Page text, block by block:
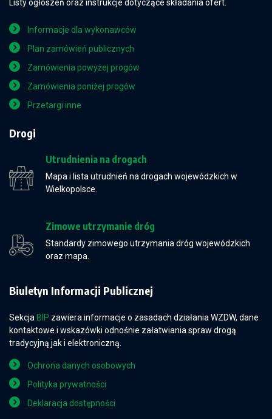
Listy ogłoszeń oraz instrukcje dotyczące składania ofert.
Informacje dla wykonawców
Plan zamówień publicznych
Zamówienia powyżej progów
Zamówienia poniżej progów
Przetargi inne
Drogi
Utrudnienia na drogach
Mapa i lista utrudnień na drogach wojewódzkich w
Wielkopolsce.
Zimowe utrzymanie dróg
Standardy zimowego utrzymania dróg wojewódzkich
oraz mapa.
Biuletyn Informacji Publicznej
Sekcja BIP zawiera informacje o zasadach działania WZDW, dane
kontaktowe i wskazówki odnośnie załatwiania spraw drogą
tradycyjną jak i elektroniczną.
Ochrona danych osobowych
Polityka prywatności
Deklaracja dostępności